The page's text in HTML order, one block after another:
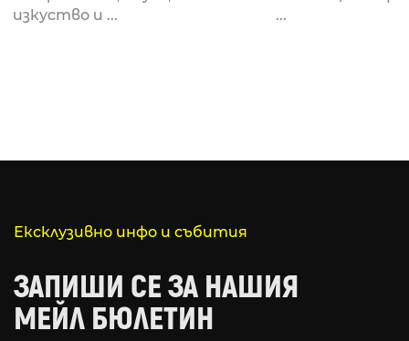
изкуство и ...
...
Ексклузивно инфо и събития
ЗАПИШИ СЕ ЗА НАШИЯ
МЕЙЛ БЮЛЕТИН